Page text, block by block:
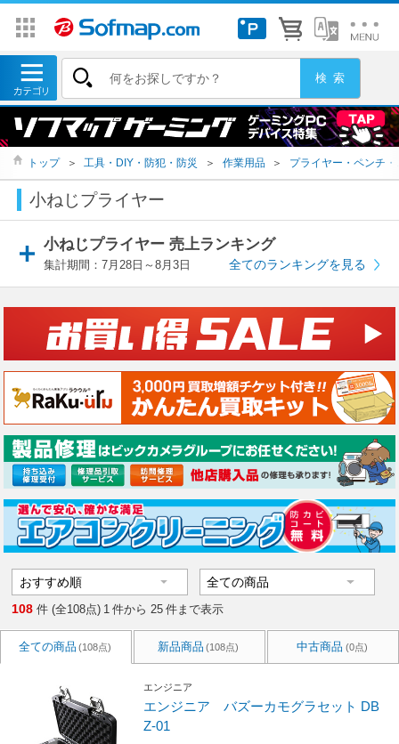
トップ ＞ 工具・DIY・防犯・防災 ＞ 作業用品 ＞ プライヤー・ペンチ・
小ねじプライヤー
小ねじプライヤー 売上ランキング
集計期間：7月28日～8月3日 全てのランキングを見る
108 件 (全108点) 1 件から 25 件まで表示
全ての商品 (108点) 新品商品 (108点) 中古商品 (0点)
エンジニア
エンジニア バズーカモグラセット DB
Z-01